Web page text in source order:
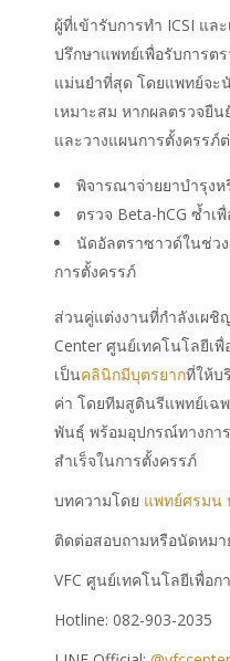
ผู้ที่เข้ารับการทำ ICSI แ
ปรึกษาแพทย์เพื่อรับการต
แม่นยำที่สุด โดยแพทย์จะ
เหมาะสม หากผลตรวจยื
และวางแผนการตั้งครรภ์
พิจารณาจ่ายยาบำรุง
ตรวจ Beta-hCG ซ้ำ
นัดอัลตราซาวด์ในช่ว
การตั้งครรภ์
ส่วนคู่แต่งงานที่กำลังเผชิ
Center ศูนย์เทคโนโลยีเ
เป็นคลินิกมีบุตรยากที่ให้บ
ค่า โดยทีมสูตินรีแพทย์เฉ
พันธุ์ พร้อมอุปกรณ์ทางกา
สำเร็จในการตั้งครรภ์
บทความโดย แพทย์ศรมน
ติดต่อสอบถามหรือนัดหม
VFC ศูนย์เทคโนโลยีเพื่อก
Hotline: 082-903-2035